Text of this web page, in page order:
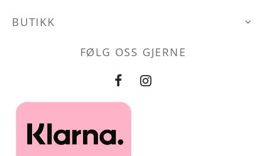
BUTIKK
FØLG OSS GJERNE